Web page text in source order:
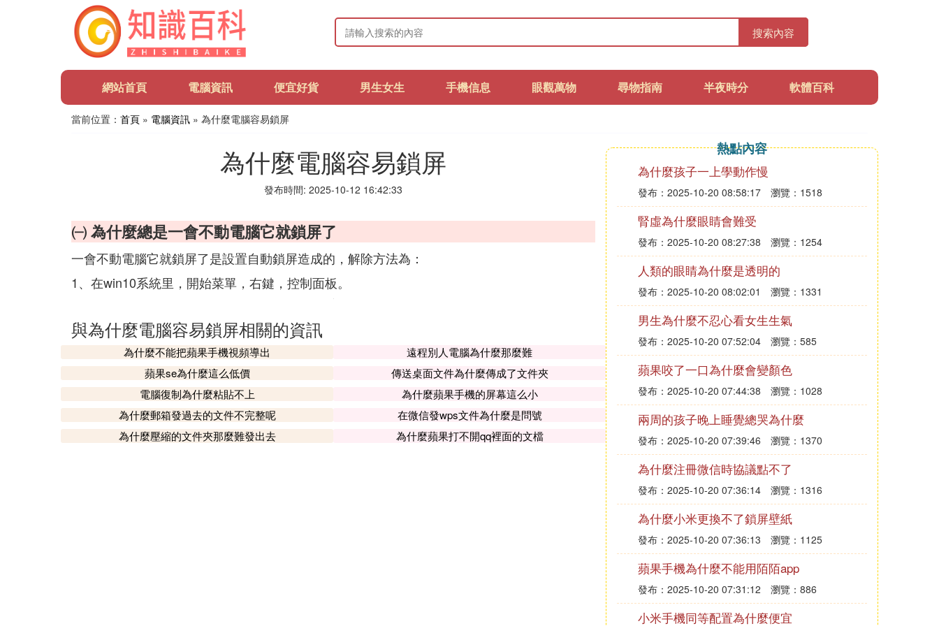
搜索內容
網站首頁 電腦資訊 便宜好貨 男生女生 手機信息 眼觀萬物 尋物指南 半夜時分 軟體百科
當前位置： 首頁 » 電腦資訊 » 為什麼電腦容易鎖屏
為什麼電腦容易鎖屏
發布時間: 2025-10-12 16:42:33
㈠ 為什麼總是一會不動電腦它就鎖屏了
一會不動電腦它就鎖屏了是設置自動鎖屏造成的，解除方法為：
1、在win10系統里，開始菜單，右鍵，控制面板。
與為什麼電腦容易鎖屏相關的資訊
為什麼不能把蘋果手機視頻導出
遠程別人電腦為什麼那麼難
蘋果se為什麼這么低價
傳送桌面文件為什麼傳成了文件夾
電腦復制為什麼粘貼不上
為什麼蘋果手機的屏幕這么小
為什麼郵箱發過去的文件不完整呢
在微信發wps文件為什麼是問號
為什麼壓縮的文件夾那麼難發出去
為什麼蘋果打不開qq裡面的文檔
熱點內容
為什麼孩子一上學動作慢
發布：2025-10-20 08:58:17 瀏覽：1518
腎虛為什麼眼睛會難受
發布：2025-10-20 08:27:38 瀏覽：1254
人類的眼睛為什麼是透明的
發布：2025-10-20 08:02:01 瀏覽：1331
男生為什麼不忍心看女生生氣
發布：2025-10-20 07:52:04 瀏覽：585
蘋果咬了一口為什麼會變顏色
發布：2025-10-20 07:44:38 瀏覽：1028
兩周的孩子晚上睡覺總哭為什麼
發布：2025-10-20 07:39:46 瀏覽：1370
為什麼注冊微信時協議點不了
發布：2025-10-20 07:36:14 瀏覽：1316
為什麼小米更換不了鎖屏壁紙
發布：2025-10-20 07:36:13 瀏覽：1125
蘋果手機為什麼不能用陌陌app
發布：2025-10-20 07:31:12 瀏覽：886
小米手機同等配置為什麼便宜